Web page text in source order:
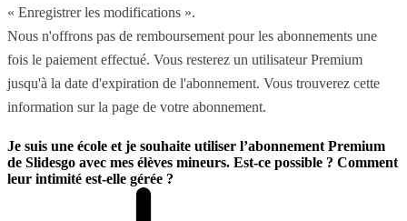
« Enregistrer les modifications ».
Nous n'offrons pas de remboursement pour les abonnements une
fois le paiement effectué. Vous resterez un utilisateur Premium
jusqu'à la date d'expiration de l'abonnement. Vous trouverez cette
information sur la page de votre abonnement.
Je suis une école et je souhaite utiliser l’abonnement Premium
de Slidesgo avec mes élèves mineurs. Est-ce possible ? Comment
leur intimité est-elle gérée ?